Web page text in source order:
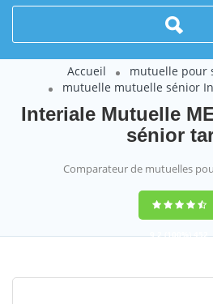
Accueil
mutuelle pour
mutuelle mutuelle sénior
Interiale Mutuelle
sénior
Comparateur de mutuelles
9,2(100%)452